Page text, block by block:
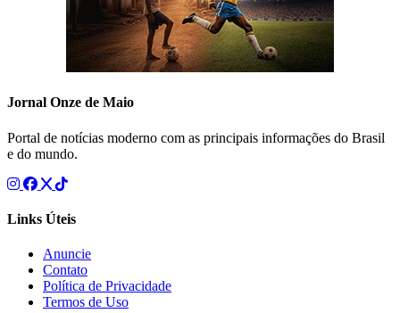
Jornal Onze de Maio
Portal de notícias moderno com as principais informações do Brasil
e do mundo.
Links Úteis
Anuncie
Contato
Política de Privacidade
Termos de Uso